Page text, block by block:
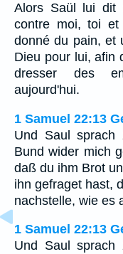
Alors Saül lui dit
contre moi, toi
donné du pain, et
Dieu pour lui, afin
dresser des
aujourd'hui.
1 Samuel 22:13
Und Saul sprach
Bund wider mich
daß du ihm Brot
ihn gefraget hast,
nachstelle, wie es
1 Samuel 22:13
Und Saul sprach